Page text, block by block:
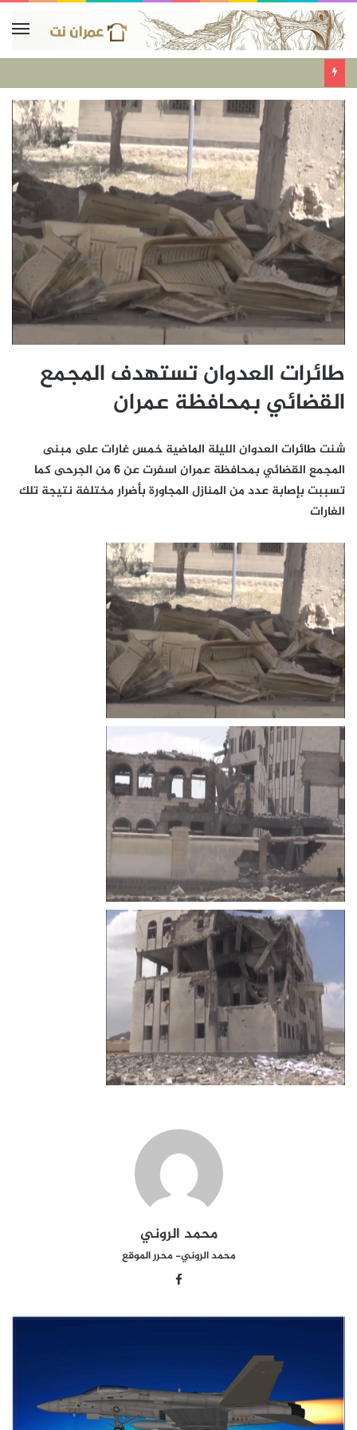
طائرات العدوان تستهدف المجمع
القضائي بمحافظة عمران
شنت طائرات العدوان الليلة الماضية خمس غارات على مبنى
المجمع القضائي بمحافظة عمران اسفرت عن 6 من الجرحى كما
تسببت بإصابة عدد من المنازل المجاورة بأضرار مختلفة نتيجة تلك
الغارات
محمد الروني
محمد الروني- محرر الموقع